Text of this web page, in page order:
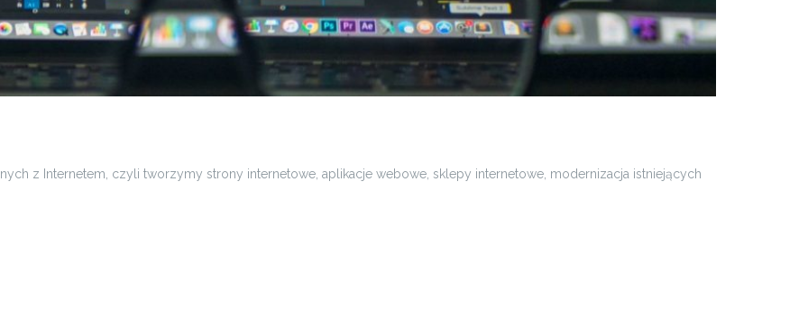
z Internetem, czyli tworzymy strony internetowe, aplikacje webowe, sklepy internetowe, modernizacja istniejących